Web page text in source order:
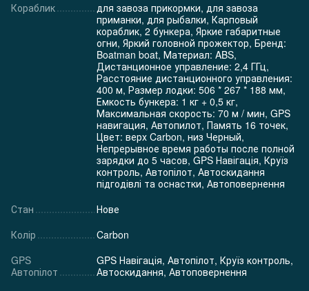
Кораблик
для завоза прикормки, для завоза
приманки, для рыбалки, Карповый
кораблик, 2 бункера, Яркие габаритные
огни, Яркий головной прожектор, Бренд:
Boatman boat, Материал: ABS,
Дистанционное управление: 2,4 ГГц,
Расстояние дистанционного управления:
400 м, Размер лодки: 506 * 267 * 188 мм,
Емкость бункера: 1 кг + 0,5 кг,
Максимальная скорость: 70 м / мин, GPS
навигация, Автопилот, Память 16 точек,
Цвет: верх Carbon, низ Черный,
Непрерывное время работы после полной
зарядки до 5 часов, GPS Навігація, Круїз
контроль, Автопілот, Автоскидання
підгодівлі та оснастки, Автоповернення
Стан
Нове
Колір
Carbon
GPS
Автопілот
GPS Навігація, Автопілот, Круїз контроль,
Автоскидання, Автоповернення